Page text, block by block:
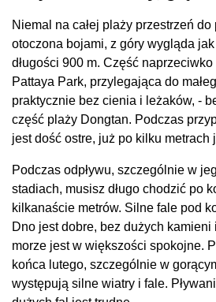
Niemal na całej plaży przestrzeń do
otoczona bojami, z góry wygląda
długości 900 m. Część
Pattaya Park, przylegająca do
praktycznie bez cienia i leżaków, -
część plaży Dongtan. Podczas
jest dość ostre, już po kilku metrach
Podczas odpływu, szczególnie w
stadiach, musisz długo chodzić po
kilkanaście metrów. Silne fale pod
Dno jest dobre, bez dużych
morze jest w większości spokojne.
końca lutego, szczególnie w
występują silne wiatry i fale.